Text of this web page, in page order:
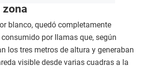
zona
blanco, quedó completamente
por llamas que, según
los tres metros de altura y generaban
visible desde varias cuadras a la